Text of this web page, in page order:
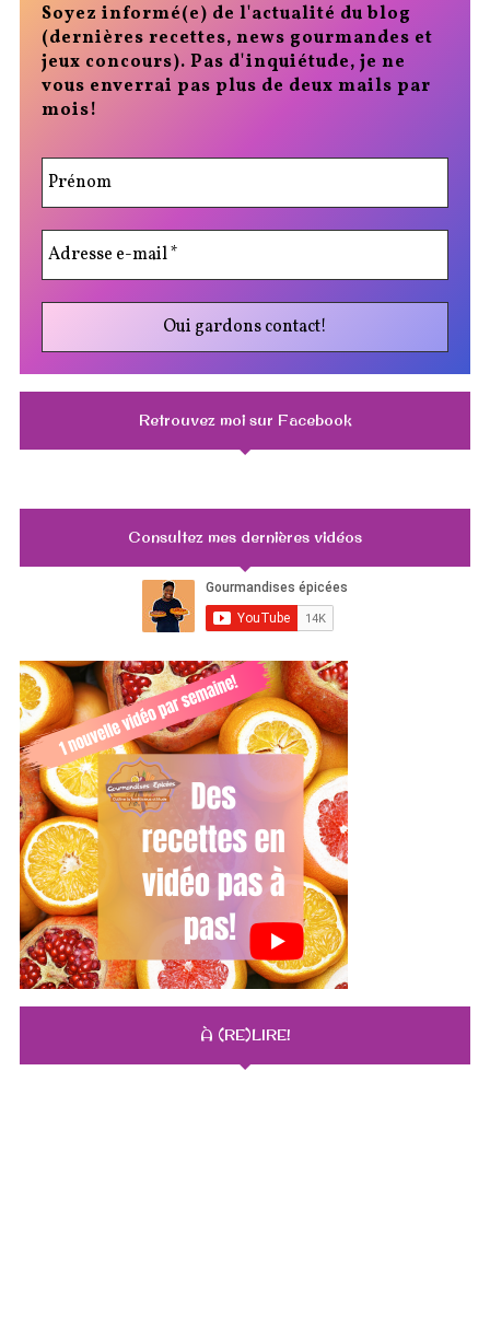
Soyez informé(e) de l'actualité du blog
(dernières recettes, news gourmandes et
jeux concours). Pas d'inquiétude, je ne
vous enverrai pas plus de deux mails par
mois!
Retrouvez moi sur Facebook
Consultez mes dernières vidéos
À (RE)LIRE!